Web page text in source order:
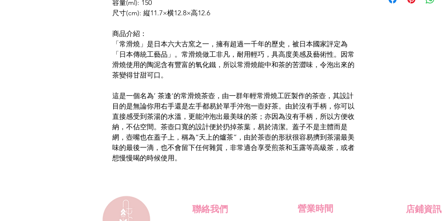
容量(ml): 150
尺寸(cm): 縦11.7×横12.8×高12.6
商品介紹：
「常滑燒」是日本六大古窯之一，擁有超過一千年的歷史，被日本國家評定為
「日本傳統工藝品」。常滑燒做工非凡，耐用輕巧，具高度美感及藝術性。因常
滑燒使用的陶泥含有豐富的氧化鐵，所以常滑燒能中和茶的苦澀味，令泡出來的
茶變得甘甜可口。
這是一個名為’ 茶逢‘的常滑燒茶壺，由一群年輕常滑燒工匠製作的茶壺，其設計
目的是無論你用右手還是左手都易於單手沖泡一壺好茶。由於沒有手柄，你可以
直接感受到茶湯的水溫，更能沖泡出最美味的茶；亦因為沒有手柄，所以方便收
納，不佔空間。茶壺口寬的設計便於扔掉茶葉，易於清潔。蓋子不是主體而是
網，壺嘴也在蓋子上，稱為“天上的爐茶”，由於茶壺的形狀很容易擠到茶湯最美
味的最後一滴，也不會留下任何雜質，非常適合享受煎茶和玉露等高級茶，或者
想慢慢喝的時候使用。
聯絡我們 ​營業時間 ​店鋪資訊